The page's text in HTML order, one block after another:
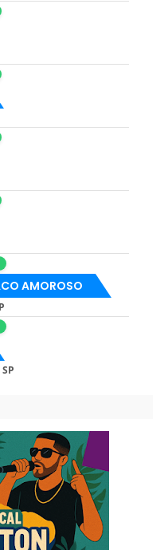
AMOROSO